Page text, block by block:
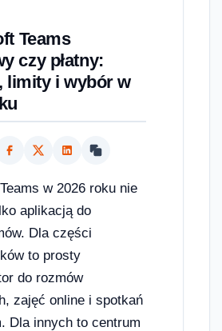
Teams
czy płatny:
limity i wybór w
w 2026 roku nie
aplikacją do
Dla części
to prosty
do rozmów
zajęć online i spotkań
Dla innych to centrum